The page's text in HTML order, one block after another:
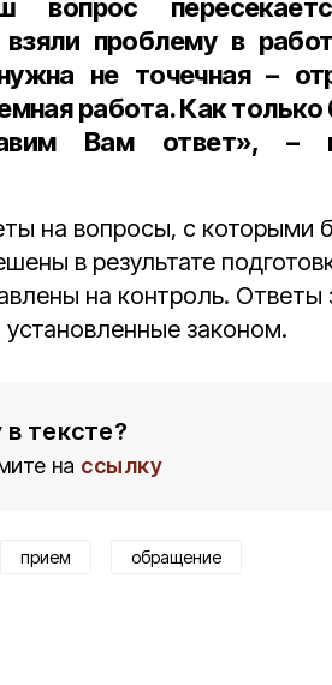
вопрос
проблему в
не точечная –
работа. Как
Вам ответ», –
на вопросы, с которыми
в результате
на контроль. Ответы
законом.
тексте?
на ссылку
прием обращение